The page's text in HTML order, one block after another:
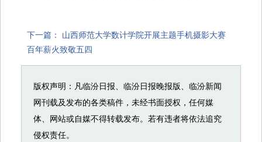
下一篇： 山西师范大学数计学院开展主题手机摄影大赛
百年薪火致敬五四
版权声明：凡临汾日报、临汾日报晚报版、临汾新闻
网刊载及发布的各类稿件，未经书面授权，任何媒
体、网站或自媒不得转载发布。若有违者将依法追究
侵权责任。